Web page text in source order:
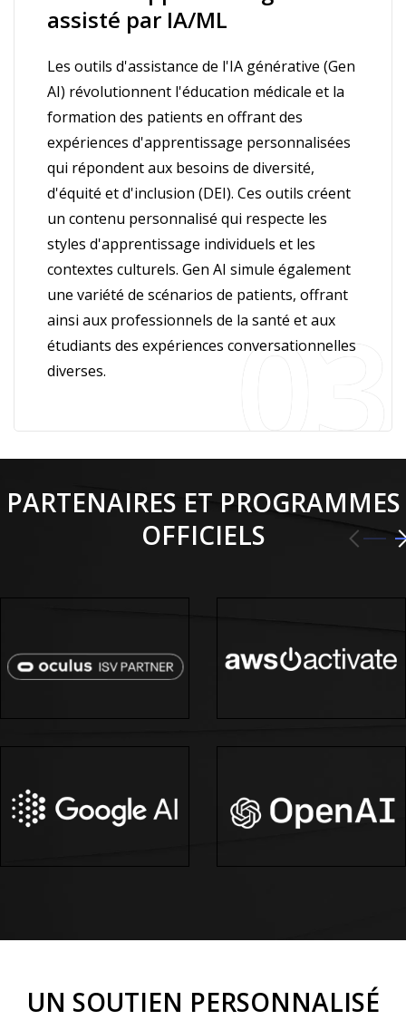
assisté par IA/ML
Les outils d'assistance de l'IA générative (Gen
AI) révolutionnent l'éducation médicale et la
formation des patients en offrant des
expériences d'apprentissage personnalisées
qui répondent aux besoins de diversité,
d'équité et d'inclusion (DEI). Ces outils créent
un contenu personnalisé qui respecte les
styles d'apprentissage individuels et les
contextes culturels. Gen AI simule également
une variété de scénarios de patients, offrant
ainsi aux professionnels de la santé et aux
étudiants des expériences conversationnelles
diverses.
PARTENAIRES ET PROGRAMMES
OFFICIELS
UN SOUTIEN PERSONNALISÉ